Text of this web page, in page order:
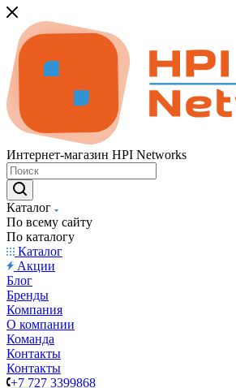
Интернет-магазин HPI Networks
Каталог
По всему сайту
По каталогу
Каталог
Акции
Блог
Бренды
Компания
О компании
Команда
Контакты
Контакты
+7 727 3399868